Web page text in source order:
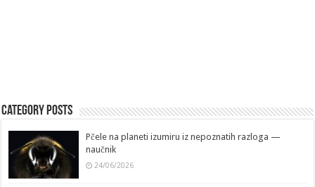
Category Posts
Pčele na planeti izumiru iz nepoznatih razloga —
naučnik
24/06/2026